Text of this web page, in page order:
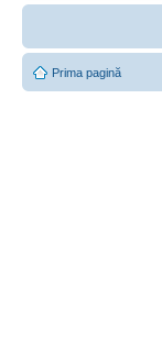
Prima pagină